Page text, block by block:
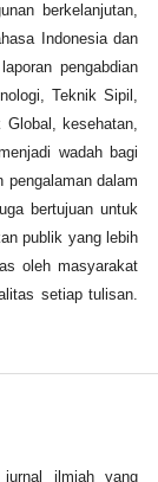
berkelanjutan,
Indonesia dan
pengabdian
Teknik Sipil,
kesehatan,
wadah bagi
pengalaman dalam
bertujuan untuk
publik yang lebih
oleh masyarakat
setiap tulisan.
jurnal ilmiah yang